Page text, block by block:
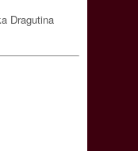
Dragutina